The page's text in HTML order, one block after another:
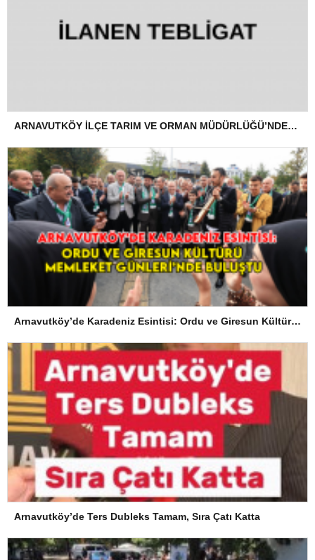
ARNAVUTKÖY İLÇE TARIM VE ORMAN MÜDÜRLÜĞÜ’NDEN İLANEN TEBLİGAT
Arnavutköy’de Karadeniz Esintisi: Ordu ve Giresun Kültürü Memleket Günleri’nde Buluştu
Arnavutköy’de Ters Dubleks Tamam, Sıra Çatı Katta